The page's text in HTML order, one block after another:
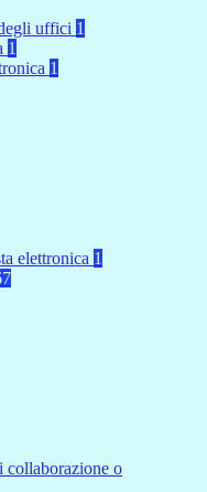
uffici 1
1
1
elettronica 1
o